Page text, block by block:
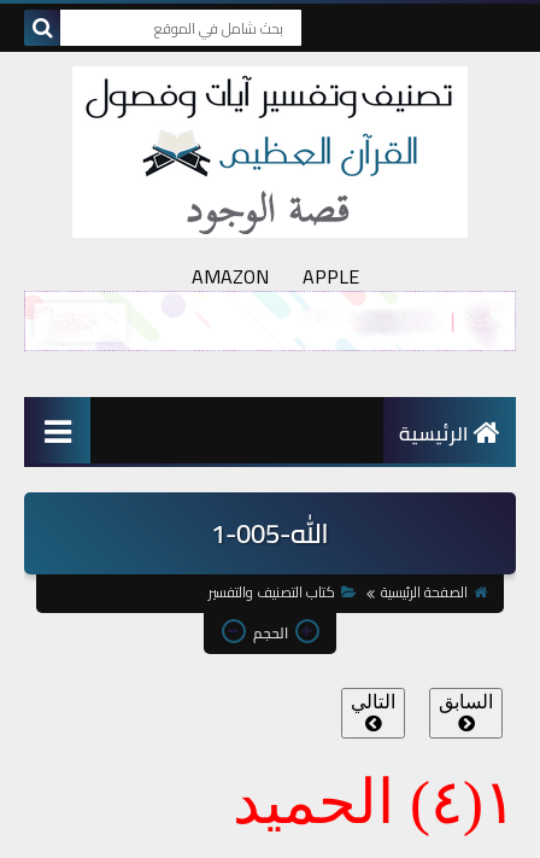
AMAZON APPLE
الرئيسية
الله-005-1
الصفحة الرئيسية
كتاب التصنيف والتفسير
الحجم
السابق التالي
١(٤) الحميد